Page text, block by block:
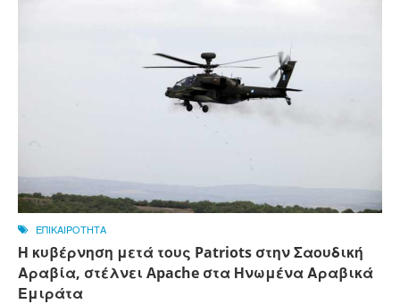
ΕΠΙΚΑΙΡΟΤΗΤΑ
Η κυβέρνηση μετά τους Patriots στην Σαουδική
Αραβία, στέλνει Apache στα Ηνωμένα Αραβικά
Εμιράτα